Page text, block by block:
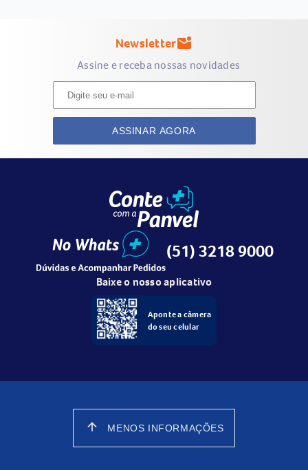
Newslettermark_email_unread
Assine e receba nossas novidades
ASSINAR AGORA
(51) 3218 9000
Baixe o nosso aplicativo
Aponte a câmera
do seu celular
arrow_upward MENOS INFORMAÇÕES